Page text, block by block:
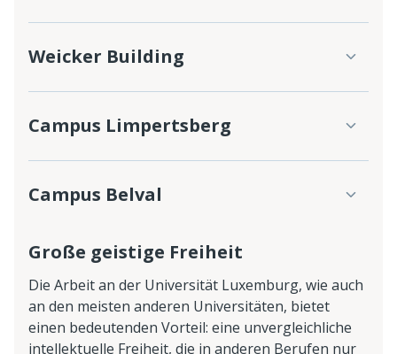
Weicker Building
Campus Limpertsberg
Campus Belval
Große geistige Freiheit
Die Arbeit an der Universität Luxemburg, wie auch
an den meisten anderen Universitäten, bietet
einen bedeutenden Vorteil: eine unvergleichliche
intellektuelle Freiheit, die in anderen Berufen nur